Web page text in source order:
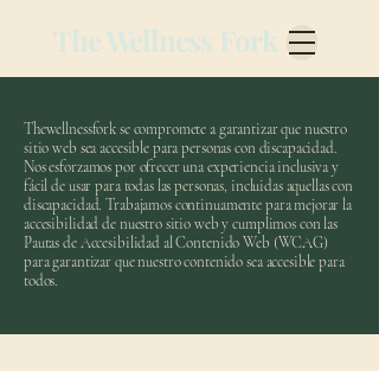
The Wellness Fork
Thewellnessfork se compromete a garantizar que nuestro
sitio web sea accesible para personas con discapacidad.
Nos esforzamos por ofrecer una experiencia inclusiva y
fácil de usar para todas las personas, incluidas aquellas con
discapacidad. Trabajamos continuamente para mejorar la
accesibilidad de nuestro sitio web y cumplimos con las
Pautas de Accesibilidad al Contenido Web (WCAG)
para garantizar que nuestro contenido sea accesible para
todos.